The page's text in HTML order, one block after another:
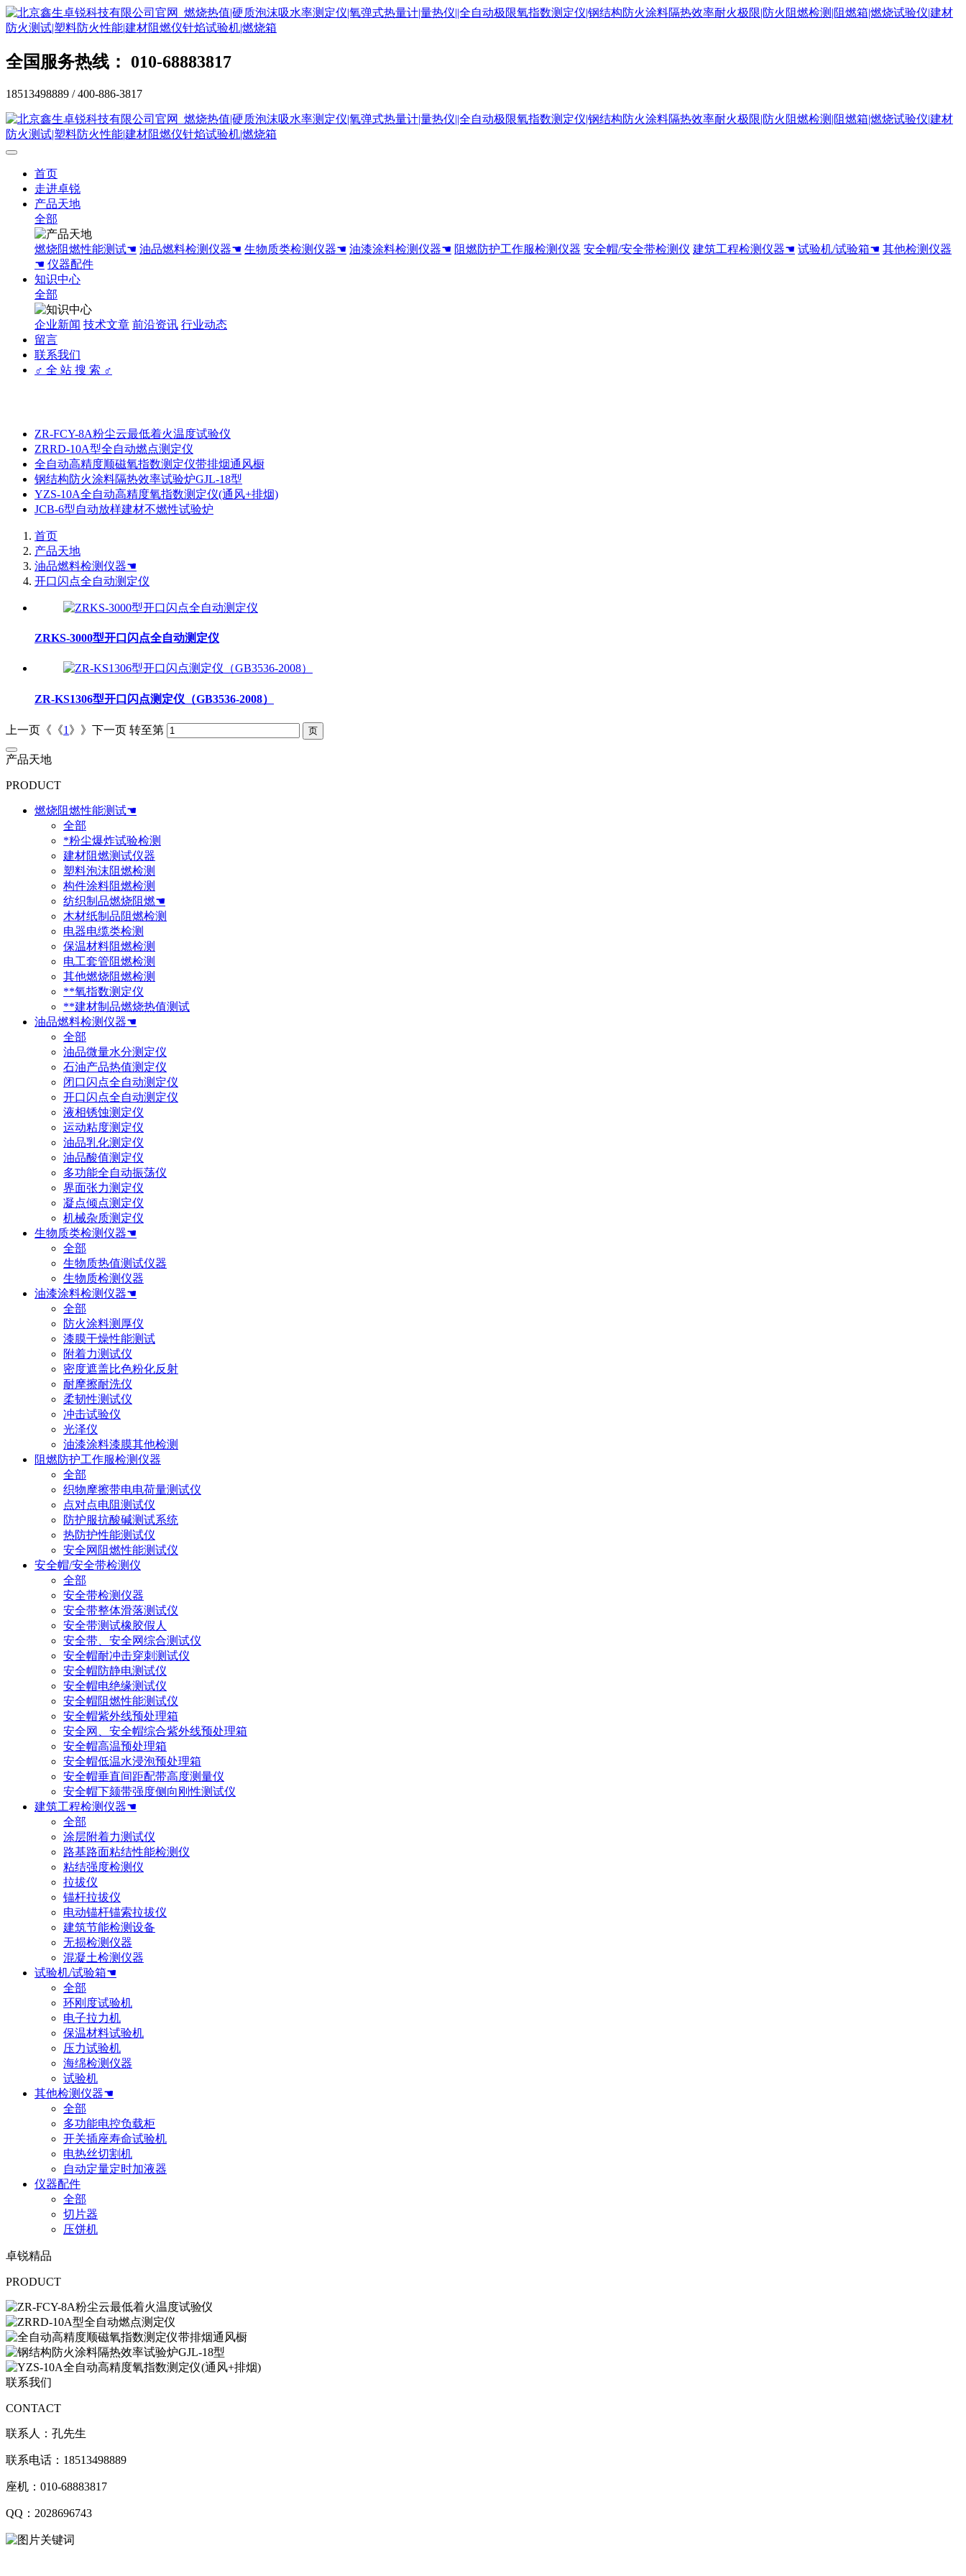
全国服务热线： 010-68883817
18513498889 / 400-886-3817
首页
走进卓锐
产品天地
全部
燃烧阻燃性能测试☚ 油品燃料检测仪器☚ 生物质类检测仪器☚ 油漆涂料检测仪器☚ 阻燃防护工作服检测仪器 安全帽/安全带检测仪 建筑工程检测仪器☚ 试验机/试验箱☚ 其他检测仪器
☚ 仪器配件
知识中心
全部
企业新闻 技术文章 前沿资讯 行业动态
留言
联系我们
♂ 全 站 搜 索 ♂
ZR-FCY-8A粉尘云最低着火温度试验仪
ZRRD-10A型全自动燃点测定仪
全自动高精度顺磁氧指数测定仪带排烟通风橱
钢结构防火涂料隔热效率试验炉GJL-18型
YZS-10A全自动高精度氧指数测定仪(通风+排烟)
JCB-6型自动放样建材不燃性试验炉
首页
产品天地
油品燃料检测仪器☚
开口闪点全自动测定仪
ZRKS-3000型开口闪点全自动测定仪
ZR-KS1306型开口闪点测定仪（GB3536-2008）
上一页《《1 》》下一页 转至第
产品天地
PRODUCT
燃烧阻燃性能测试☚
全部
*粉尘爆炸试验检测
建材阻燃测试仪器
塑料泡沫阻燃检测
构件涂料阻燃检测
纺织制品燃烧阻燃☚
木材纸制品阻燃检测
电器电缆类检测
保温材料阻燃检测
电工套管阻燃检测
其他燃烧阻燃检测
**氧指数测定仪
**建材制品燃烧热值测试
油品燃料检测仪器☚
全部
油品微量水分测定仪
石油产品热值测定仪
闭口闪点全自动测定仪
开口闪点全自动测定仪
液相锈蚀测定仪
运动粘度测定仪
油品乳化测定仪
油品酸值测定仪
多功能全自动振荡仪
界面张力测定仪
凝点倾点测定仪
机械杂质测定仪
生物质类检测仪器☚
全部
生物质热值测试仪器
生物质检测仪器
油漆涂料检测仪器☚
全部
防火涂料测厚仪
漆膜干燥性能测试
附着力测试仪
密度遮盖比色粉化反射
耐摩擦耐洗仪
柔韧性测试仪
冲击试验仪
光泽仪
油漆涂料漆膜其他检测
阻燃防护工作服检测仪器
全部
织物摩擦带电电荷量测试仪
点对点电阻测试仪
防护服抗酸碱测试系统
热防护性能测试仪
安全网阻燃性能测试仪
安全帽/安全带检测仪
全部
安全带检测仪器
安全带整体滑落测试仪
安全带测试橡胶假人
安全带、安全网综合测试仪
安全帽耐冲击穿刺测试仪
安全帽防静电测试仪
安全帽电绝缘测试仪
安全帽阻燃性能测试仪
安全帽紫外线预处理箱
安全网、安全帽综合紫外线预处理箱
安全帽高温预处理箱
安全帽低温水浸泡预处理箱
安全帽垂直间距配带高度测量仪
安全帽下颏带强度侧向刚性测试仪
建筑工程检测仪器☚
全部
涂层附着力测试仪
路基路面粘结性能检测仪
粘结强度检测仪
拉拔仪
锚杆拉拔仪
电动锚杆锚索拉拔仪
建筑节能检测设备
无损检测仪器
混凝土检测仪器
试验机/试验箱☚
全部
环刚度试验机
电子拉力机
保温材料试验机
压力试验机
海绵检测仪器
试验机
其他检测仪器☚
全部
多功能电控负载柜
开关插座寿命试验机
电热丝切割机
自动定量定时加液器
仪器配件
全部
切片器
压饼机
卓锐精品
PRODUCT
联系我们
CONTACT
联系人：孔先生
联系电话：18513498889
座机：010-68883817
QQ：2028696743